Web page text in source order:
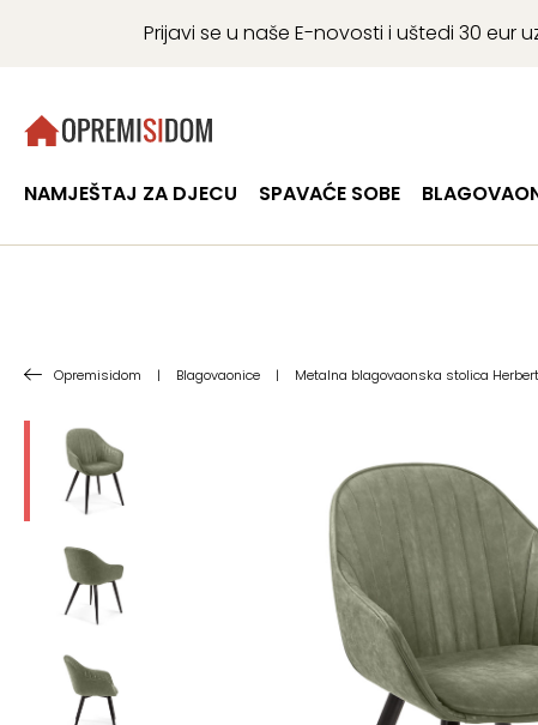
Prijavi se u naše E-novosti i uštedi 30 eur
NAMJEŠTAJ ZA DJECU SPAVAĆE SOBE
Opremisidom | Blagovaonice | Metalna blagovaonska stolica